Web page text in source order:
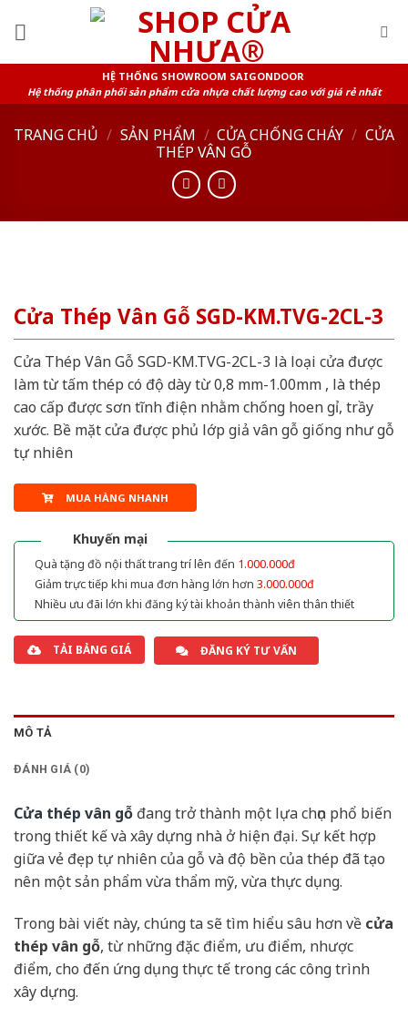
HỆ THỐNG SHOWROOM SAIGONDOOR
Hệ thống phân phối sản phẩm cửa nhựa chất lượng cao với giá rẻ nhất
TRANG CHỦ / SẢN PHẨM / CỬA CHỐNG CHÁY / CỬA
THÉP VÂN GỖ
Cửa Thép Vân Gỗ SGD-KM.TVG-2CL-3
Cửa Thép Vân Gỗ SGD-KM.TVG-2CL-3 là loại cửa được
làm từ tấm thép có độ dày từ 0,8 mm-1.00mm , là thép
cao cấp được sơn tĩnh điện nhằm chống hoen gỉ, trầy
xước. Bề mặt cửa được phủ lớp giả vân gỗ giống như gỗ
tự nhiên
MUA HÀNG NHANH
Khuyến mại
Quà tặng đồ nội thất trang trí lên đến 1.000.000đ
Giảm trực tiếp khi mua đơn hàng lớn hơn 3.000.000đ
Nhiều ưu đãi lớn khi đăng ký tài khoản thành viên thân thiết
TẢI BẢNG GIÁ ĐĂNG KÝ TƯ VẤN
MÔ TẢ
ĐÁNH GIÁ (0)
Cửa thép vân gỗ đang trở thành một lựa chọn phổ biến
trong thiết kế và xây dựng nhà ở hiện đại. Sự kết hợp
giữa vẻ đẹp tự nhiên của gỗ và độ bền của thép đã tạo
nên một sản phẩm vừa thẩm mỹ, vừa thực dụng.
Trong bài viết này, chúng ta sẽ tìm hiểu sâu hơn về cửa
thép vân gỗ, từ những đặc điểm, ưu điểm, nhược
điểm, cho đến ứng dụng thực tế trong các công trình
xây dựng.